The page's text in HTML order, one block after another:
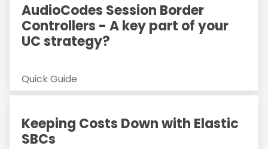
AudioCodes Session Border
Controllers - A key part of your
UC strategy?
Quick Guide
Keeping Costs Down with Elastic
SBCs